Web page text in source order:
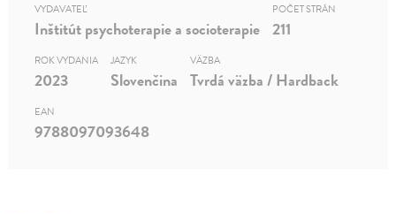
VYDAVATEĽ
Inštitút psychoterapie a socioterapie
POČET STRÁN
211
ROK VYDANIA
2023
JAZYK
Slovenčina
VÄZBA
Tvrdá väzba / Hardback
EAN
9788097093648